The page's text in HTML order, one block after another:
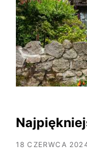
18 CZERWCA